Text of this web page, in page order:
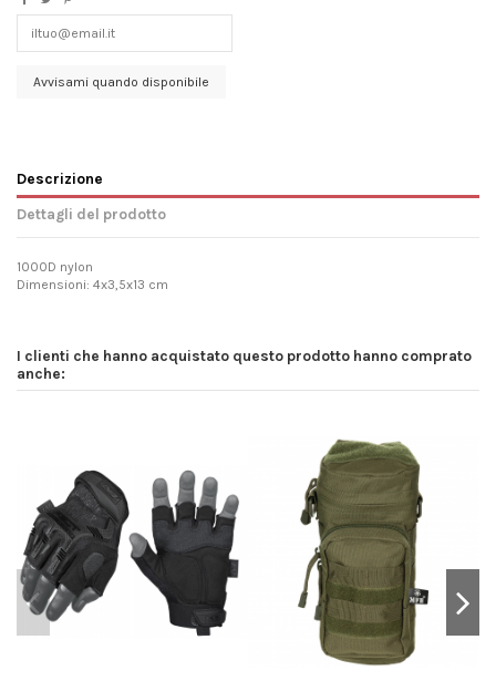
Descrizione
Dettagli del prodotto
1000D nylon
Dimensioni: 4x3,5x13 cm
I clienti che hanno acquistato questo prodotto hanno comprato
anche: